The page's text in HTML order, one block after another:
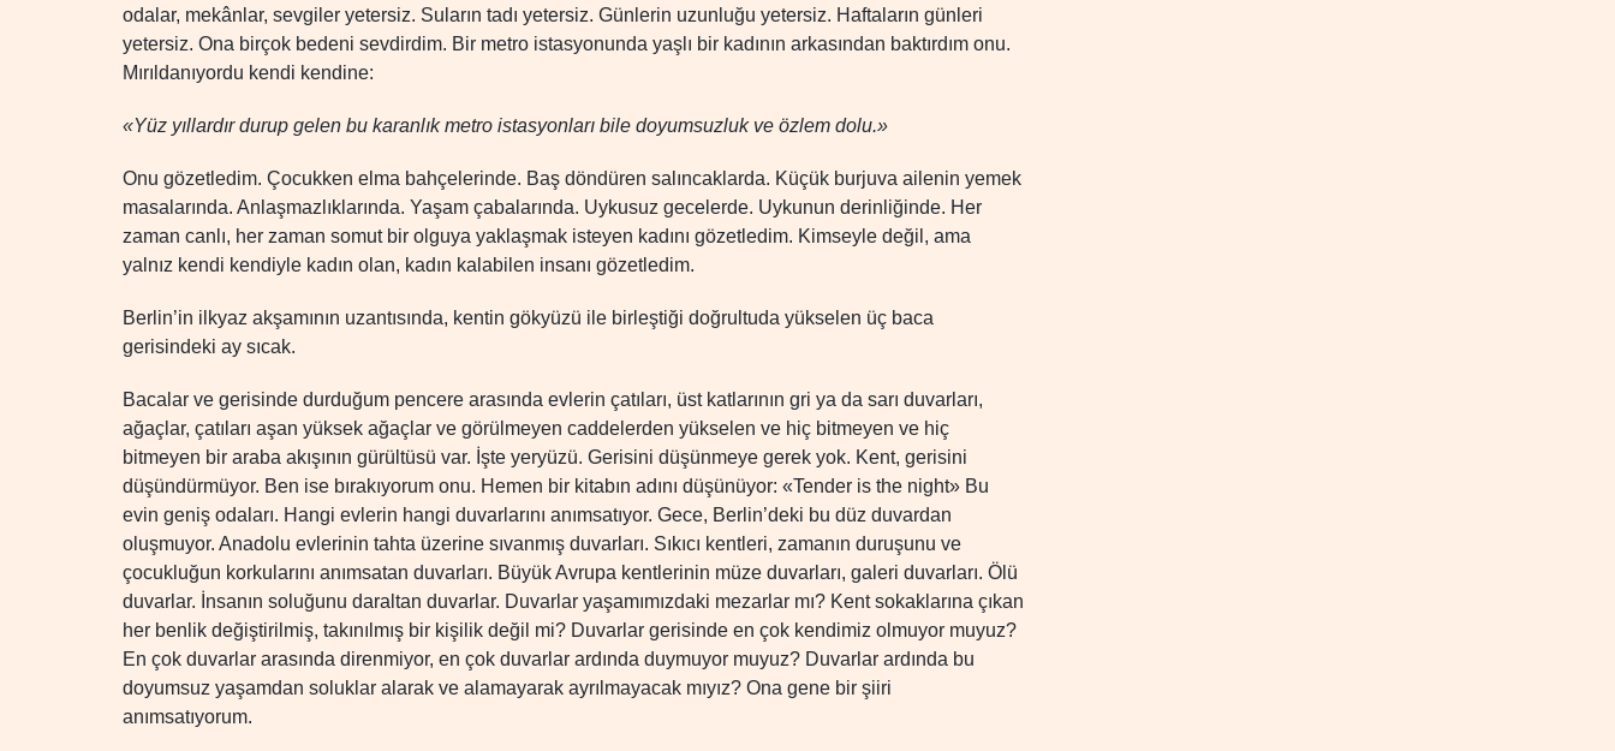
odalar, mekânlar, sevgiler yetersiz. Suların tadı yetersiz. Günlerin uzunluğu yetersiz. Haftaların günleri
yetersiz. Ona birçok bedeni sevdirdim. Bir metro istasyonunda yaşlı bir kadının arkasından baktırdım onu.
Mırıldanıyordu kendi kendine:
«Yüz yıllardır durup gelen bu karanlık metro istasyonları bile doyumsuzluk ve özlem dolu.»
Onu gözetledim. Çocukken elma bahçelerinde. Baş döndüren salıncaklarda. Küçük burjuva ailenin yemek
masalarında. Anlaşmazlıklarında. Yaşam çabalarında. Uykusuz gecelerde. Uykunun derinliğinde. Her
zaman canlı, her zaman somut bir olguya yaklaşmak isteyen kadını gözetledim. Kimseyle değil, ama
yalnız kendi kendiyle kadın olan, kadın kalabilen insanı gözetledim.
Berlin’in ilkyaz akşamının uzantısında, kentin gökyüzü ile birleştiği doğrultuda yükselen üç baca
gerisindeki ay sıcak.
Bacalar ve gerisinde durduğum pencere arasında evlerin çatıları, üst katlarının gri ya da sarı duvarları,
ağaçlar, çatıları aşan yüksek ağaçlar ve görülmeyen caddelerden yükselen ve hiç bitmeyen ve hiç
bitmeyen bir araba akışının gürültüsü var. İşte yeryüzü. Gerisini düşünmeye gerek yok. Kent, gerisini
düşündürmüyor. Ben ise bırakıyorum onu. Hemen bir kitabın adını düşünüyor: «Tender is the night» Bu
evin geniş odaları. Hangi evlerin hangi duvarlarını anımsatıyor. Gece, Berlin’deki bu düz duvardan
oluşmuyor. Anadolu evlerinin tahta üzerine sıvanmış duvarları. Sıkıcı kentleri, zamanın duruşunu ve
çocukluğun korkularını anımsatan duvarları. Büyük Avrupa kentlerinin müze duvarları, galeri duvarları. Ölü
duvarlar. İnsanın soluğunu daraltan duvarlar. Duvarlar yaşamımızdaki mezarlar mı? Kent sokaklarına çıkan
her benlik değiştirilmiş, takınılmış bir kişilik değil mi? Duvarlar gerisinde en çok kendimiz olmuyor muyuz?
En çok duvarlar arasında direnmiyor, en çok duvarlar ardında duymuyor muyuz? Duvarlar ardında bu
doyumsuz yaşamdan soluklar alarak ve alamayarak ayrılmayacak mıyız? Ona gene bir şiiri
anımsatıyorum.